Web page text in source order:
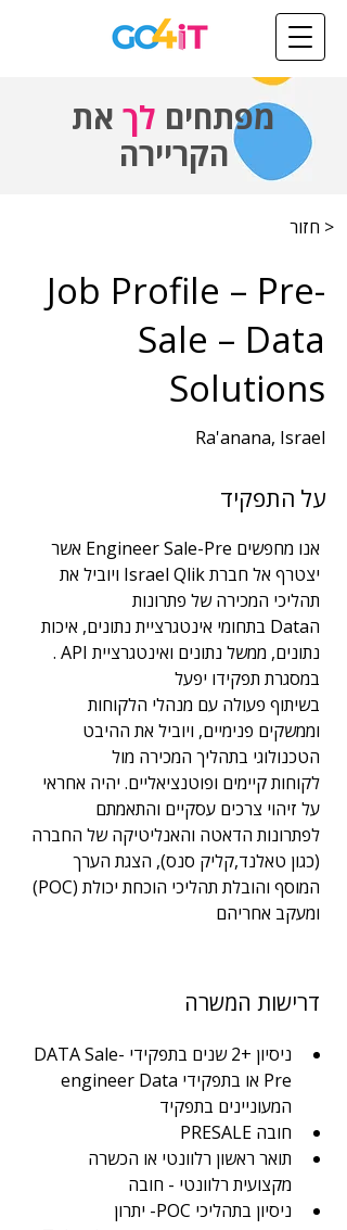
מפתחים לך את
הקריירה
< חזור
Job Profile – Pre-
Sale – Data
Solutions
Ra'anana, Israel
2
תחום
BI | DBA | Big Data
על התפקיד
אנו מחפשים Engineer Sale-Pre אשר
יצטרף אל חברת Israel Qlik ויוביל את
תהליכי המכירה של פתרונות
הData בתחומי אינטגרציית נתונים, איכות
נתונים, ממשל נתונים ואינטגרציית API .
במסגרת תפקידו יפעל
בשיתוף פעולה עם מנהלי הלקוחות
וממשקים פנימיים, ויוביל את ההיבט
הטכנולוגי בתהליך המכירה מול
לקוחות קיימים ופוטנציאליים. יהיה אחראי
על זיהוי צרכים עסקיים והתאמתם
לפתרונות הדאטה והאנליטיקה של החברה
(כגון טאלנד,קליק סנס), הצגת הערך
המוסף והובלת תהליכי הוכחת יכולת (POC)
ומעקב אחריהם
דרישות המשרה
ניסיון +2 שנים בתפקידי DATA Sale-
המעוניינים בתפקיד
חובה PRESALE
תואר ראשון רלוונטי או הכשרה
מקצועית רלוונטי - חובה
ניסיון בתהליכי POC- יתרון